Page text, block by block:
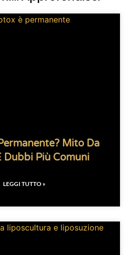
Mito Da
Dubbi Più Comuni
LEGGI TUTTO »